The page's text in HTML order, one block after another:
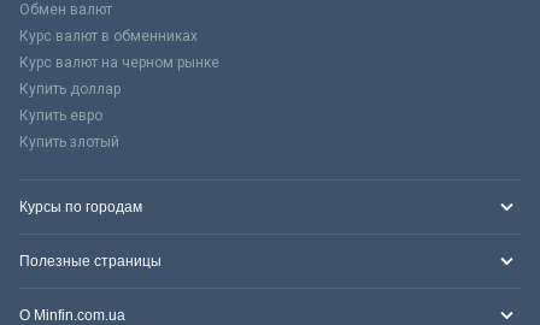
Обмен валют
Курс валют в обменниках
Курс валют на черном рынке
Купить доллар
Купить евро
Купить злотый
Курсы по городам
Полезные страницы
О Minfin.com.ua